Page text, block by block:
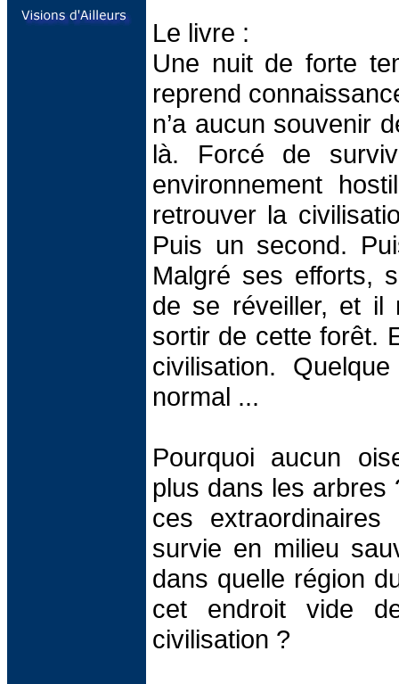
Le livre :
Une nuit de forte
reprend
n’a aucun souvenir
là. Forcé de
environnement
retrouver la
Puis un second.
Malgré ses efforts,
de se réveiller, et il
sortir de cette forêt.
civilisation.
normal ...
Pourquoi aucun
plus dans les arbres
ces
survie en milieu
dans quelle région
cet endroit vide
civilisation ?